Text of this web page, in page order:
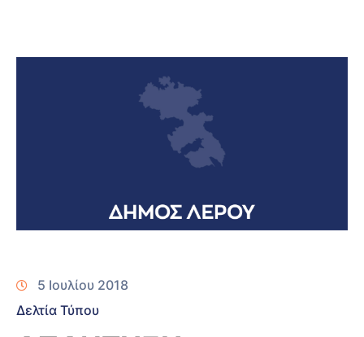
5 Ιουλίου 2018
Δελτία Τύπου